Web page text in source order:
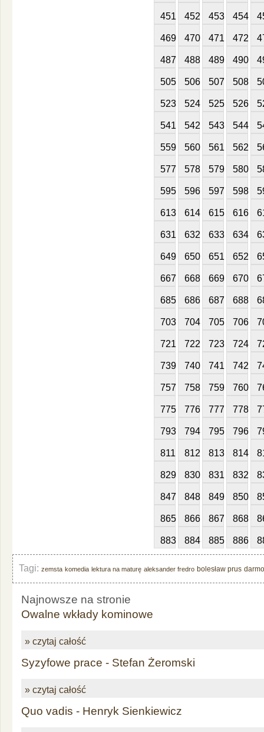
451 452 453 454
469 470 471 472
487 488 489 490
505 506 507 508
523 524 525 526
541 542 543 544
559 560 561 562
577 578 579 580
595 596 597 598
613 614 615 616
631 632 633 634
649 650 651 652
667 668 669 670
685 686 687 688
703 704 705 706
721 722 723 724
739 740 741 742
757 758 759 760
775 776 777 778
793 794 795 796
811 812 813 814
829 830 831 832
847 848 849 850
865 866 867 868
883 884 885 886
Tagi: zemsta komedia lektura na maturę aleksander fredro bolesław prus
Najnowsze na stronie
Owalne wkłady kominowe
» czytaj całość
Syzyfowe prace - Stefan Żeromski
» czytaj całość
Quo vadis - Henryk Sienkiewicz